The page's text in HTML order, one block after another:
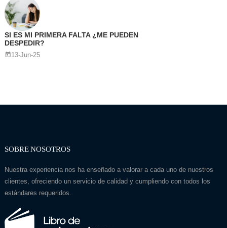
SI ES MI PRIMERA FALTA ¿ME PUEDEN
DESPEDIR?
13-Jun-25
SOBRE NOSOTROS
Nuestra experiencia nos ha enseñado a valorar a cada uno de nuestros
clientes, ofreciendo un servicio de calidad y cumpliendo con todos los
estándares requeridos.